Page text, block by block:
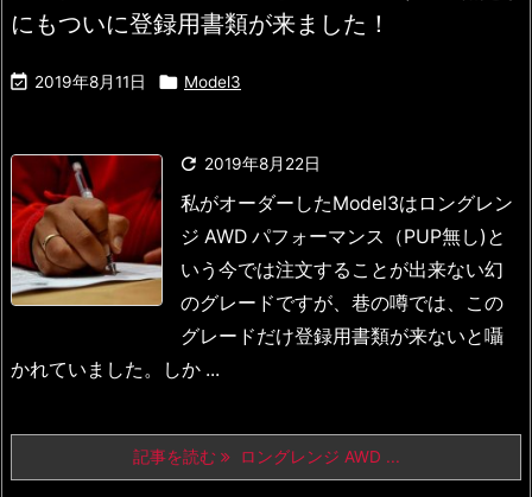
にもついに登録用書類が来ました！
 2019年8月11日  Model3
 2019年8月22日
私がオーダーしたModel3はロングレン
ジ AWD パフォーマンス（PUP無し) と
いう今では注文することが出来ない幻
のグレードですが、 巷の噂では、この
グレードだけ登録用書類が来ないと囁
かれていました。
しか ...
記事を読む ロングレンジ AWD ...